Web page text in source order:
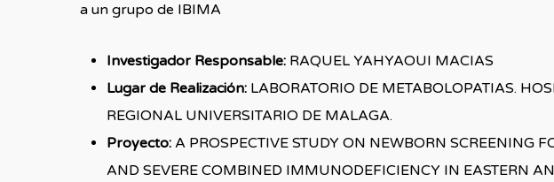
a un grupo de IBIMA
Investigador Responsable: RAQUEL YAHYAOUI MACIAS
Lugar de Realización: LABORATORIO DE METABOLOPATIAS.
REGIONAL UNIVERSITARIO DE MALAGA.
Proyecto:A PROSPECTIVE STUDY ON NEWBORN SCREENING
AND SEVERE COMBINED IMMUNODEFICIENCY IN EASTERN